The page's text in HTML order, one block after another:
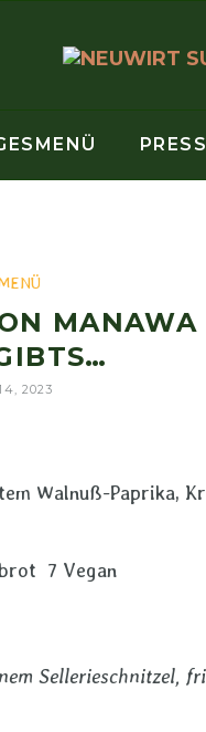
2023
Walnuß-Paprika,
7 Vegan
Sellerieschnitzel,